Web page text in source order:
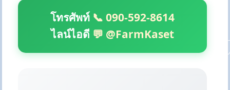
โทรศัพท์ 📞 090-592-8614
ไลน์ไอดี 💬 @FarmKaset